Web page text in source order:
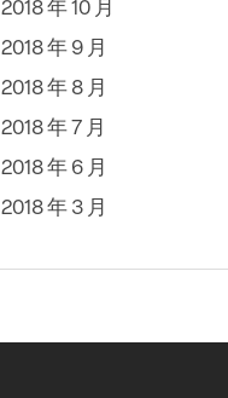
2018 年 10 月
2018 年 9 月
2018 年 8 月
2018 年 7 月
2018 年 6 月
2018 年 3 月